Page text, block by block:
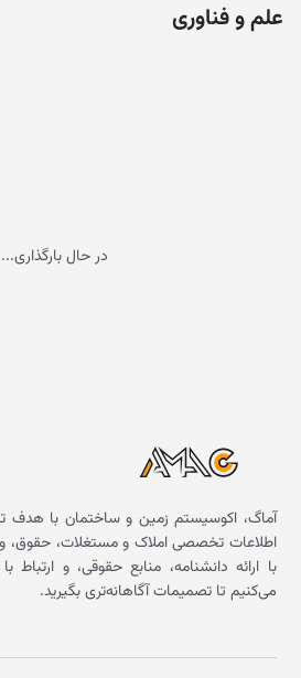
علم و فناوری
در حال بارگذاری...
آماگ، اکوسیستم زمین و ساختمان با
اطلاعات تخصصی املاک و مستغلات، حقوق،
با ارائه دانشنامه، منابع حقوقی، و
می‌کنیم تا تصمیمات آگاهانه‌تری بگیرید.